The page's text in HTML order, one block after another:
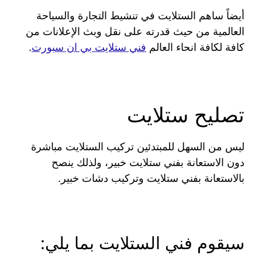
أيضاً ساهم الستلايت في تنشيط التجارة والسياحة
العالمية من حيث قدرته على نقل وبث الإعلانات من
كافة لكافة انحاء العالم فني ستلايت بي ان سبورت.
تصليح ستلايت
ليس من السهل للمبتدئين تركيب الستلايت مباشرة
دون الاستعانة بفني ستلايت خبير، ولذلك ينصح
بالاستعانة بفني ستلايت وتركيب دشات خبير.
سيقوم فني الستلايت بما يلي: